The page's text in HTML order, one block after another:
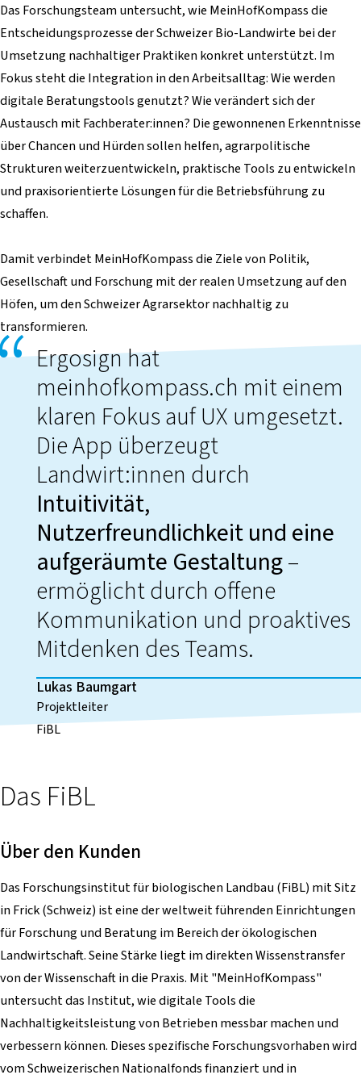
Das Forschungsteam untersucht, wie MeinHofKompass die
Entscheidungsprozesse der Schweizer Bio-Landwirte bei der
Umsetzung nachhaltiger Praktiken konkret unterstützt. Im
Fokus steht die Integration in den Arbeitsalltag: Wie werden
digitale Beratungstools genutzt? Wie verändert sich der
Austausch mit Fachberater:innen? Die gewonnenen Erkenntnisse
über Chancen und Hürden sollen helfen, agrarpolitische
Strukturen weiterzuentwickeln, praktische Tools zu entwickeln
und praxisorientierte Lösungen für die Betriebsführung zu
schaffen.
Damit verbindet MeinHofKompass die Ziele von Politik,
Gesellschaft und Forschung mit der realen Umsetzung auf den
Höfen, um den Schweizer Agrarsektor nachhaltig zu
transformieren.
Ergosign hat
meinhofkompass.ch mit einem
klaren Fokus auf UX umgesetzt.
Die App überzeugt
Landwirt:innen durch
Intuitivität,
Nutzerfreundlichkeit und eine
aufgeräumte Gestaltung–
ermöglicht durch offene
Kommunikation und proaktives
Mitdenken des Teams.
Lukas Baumgart
Projektleiter
FiBL
Das FiBL
Über den Kunden
Das Forschungsinstitut für biologischen Landbau (FiBL) mit Sitz
in Frick (Schweiz) ist eine der weltweit führenden Einrichtungen
für Forschung und Beratung im Bereich der ökologischen
Landwirtschaft. Seine Stärke liegt im direkten Wissenstransfer
von der Wissenschaft in die Praxis. Mit "MeinHofKompass"
untersucht das Institut, wie digitale Tools die
Nachhaltigkeitsleistung von Betrieben messbar machen und
verbessern können. Dieses spezifische Forschungsvorhaben wird
vom Schweizerischen Nationalfonds finanziert und in